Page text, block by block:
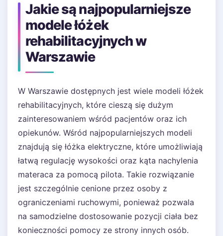
Jakie są najpopularniejsze
modele łóżek
rehabilitacyjnych w
Warszawie
W Warszawie dostępnych jest wiele modeli łóżek
rehabilitacyjnych, które cieszą się dużym
zainteresowaniem wśród pacjentów oraz ich
opiekunów. Wśród najpopularniejszych modeli
znajdują się łóżka elektryczne, które umożliwiają
łatwą regulację wysokości oraz kąta nachylenia
materaca za pomocą pilota. Takie rozwiązanie
jest szczególnie cenione przez osoby z
ograniczeniami ruchowymi, ponieważ pozwala
na samodzielne dostosowanie pozycji ciała bez
konieczności pomocy ze strony innych osób.